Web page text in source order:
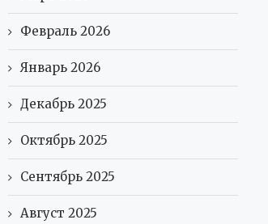
Февраль 2026
Январь 2026
Декабрь 2025
Октябрь 2025
Сентябрь 2025
Август 2025